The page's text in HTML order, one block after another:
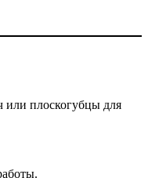
плоскогубцы для